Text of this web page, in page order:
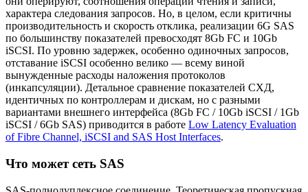
характера следования запросов. Но, в целом, если критичны
производительность и скорость отклика, реализации 6G SAS
по большинству показателей превосходят 8Gb FC и 10Gb
iSCSI. По уровню задержек, особенно одиночных запросов,
отставание iSCSI особенно велико — всему виной
вынужденные расходы наложения протоколов
(инкапсуляции). Детальное сравнение показателей СХД,
идентичных по контроллерам и дискам, но с разными
вариантами внешнего интерфейса (8Gb FC / 10Gb iSCSI / 1Gb
iSCSI / 6Gb SAS) приводится в работе Low Latency Evaluation
of Fibre Channel, iSCSI and SAS Host Interfaces.
Что может cеть SAS